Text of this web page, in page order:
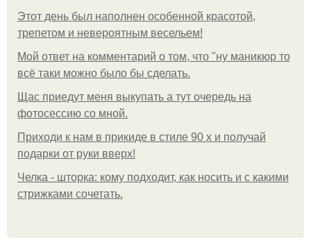
Этот день был наполнен особенной красотой,
трепетом и невероятным весельем!
Мой ответ на комментарий о том, что "ну маникюр то
всё таки можно было бы сделать.
Щас приедут меня выкупать а тут очередь на
фотосессию со мной.
Приходи к нам в прикиде в стиле 90 х и получай
подарки от руки вверх!
Челка - шторка: кому подходит, как носить и с какими
стрижками сочетать.